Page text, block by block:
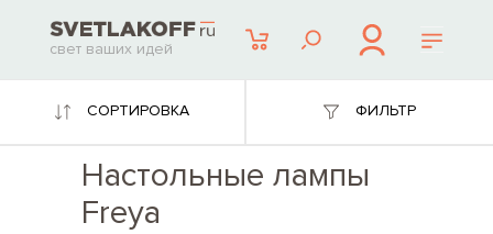
свет ваших идей
СОРТИРОВКА ФИЛЬТР
Настольные лампы
Freya